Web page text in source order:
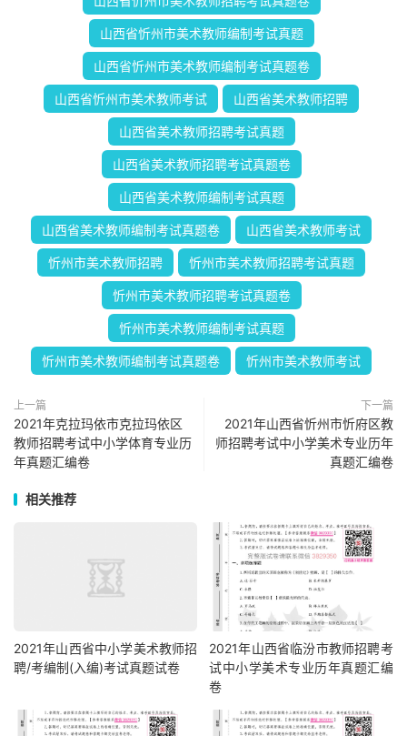
山西省忻州市美术教师编制考试真题
山西省忻州市美术教师编制考试真题卷
山西省忻州市美术教师考试 山西省美术教师招聘
山西省美术教师招聘考试真题
山西省美术教师招聘考试真题卷
山西省美术教师编制考试真题
山西省美术教师编制考试真题卷 山西省美术教师考试
忻州市美术教师招聘 忻州市美术教师招聘考试真题
忻州市美术教师招聘考试真题卷
忻州市美术教师编制考试真题
忻州市美术教师编制考试真题卷 忻州市美术教师考试
上一篇
2021年克拉玛依市克拉玛依区
教师招聘考试中小学体育专业历
年真题汇编卷
下一篇
2021年山西省忻州市忻府区教
师招聘考试中小学美术专业历年
真题汇编卷
相关推荐
2021年山西省中小学美术教师招
聘/考编制(入编)考试真题试卷
2021年山西省临汾市教师招聘考
试中小学美术专业历年真题汇编
卷